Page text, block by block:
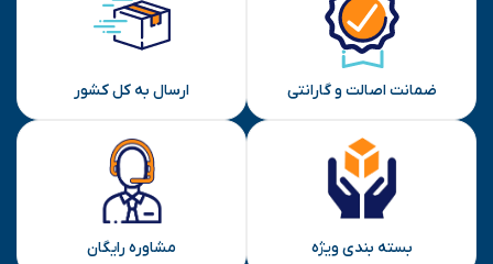
ضمانت اصالت و گارانتی ارسال به کل کشور
بسته بندی ویژه مشاوره رایگان